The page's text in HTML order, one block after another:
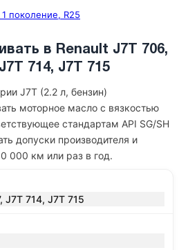
поколение, R25
в Renault J7T 706,
714, J7T 715
J7T (2.2 л, бензин)
моторное масло с вязкостью
стандартам API SG/SH
допуски производителя и
000 км или раз в год.
J7T 714, J7T 715